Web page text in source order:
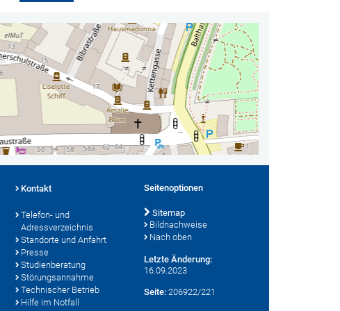
Kontakt
Telefon- und
Adressverzeichnis
Standorte und Anfahrt
Presse
Studienberatung
Störungsannahme
Technischer Betrieb
Hilfe im Notfall
Seitenoptionen
Sitemap
Bildnachweise
Nach oben
Letzte Änderung:
16.09.2023
Seite: 206922/221